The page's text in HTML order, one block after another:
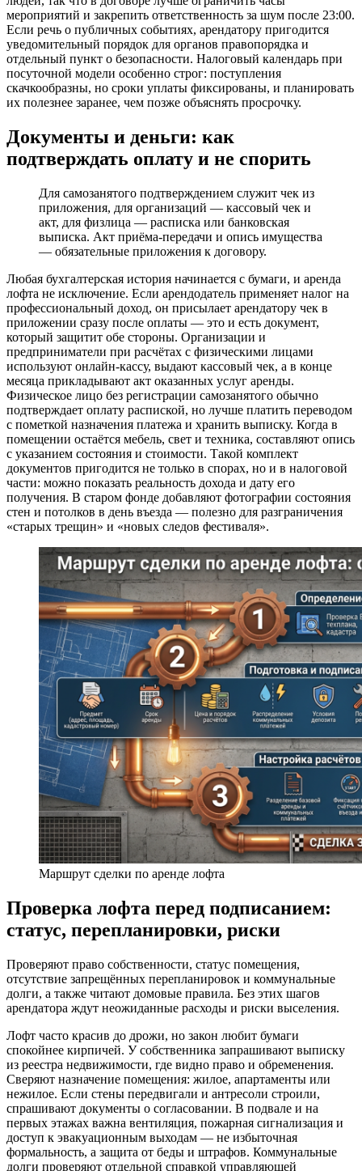
мероприятий и закрепить ответственность за шум после 23:00.
Если речь о публичных событиях, арендатору пригодится
уведомительный порядок для органов правопорядка и
отдельный пункт о безопасности. Налоговый календарь при
посуточной модели особенно строг: поступления
скачкообразны, но сроки уплаты фиксированы, и планировать
их полезнее заранее, чем позже объяснять просрочку.
Документы и деньги: как
подтверждать оплату и не спорить
Для самозанятого подтверждением служит чек из
приложения, для организаций — кассовый чек и
акт, для физлица — расписка или банковская
выписка. Акт приёма‑передачи и опись имущества
— обязательные приложения к договору.
Любая бухгалтерская история начинается с бумаги, и аренда
лофта не исключение. Если арендодатель применяет налог на
профессиональный доход, он присылает арендатору чек в
приложении сразу после оплаты — это и есть документ,
который защитит обе стороны. Организации и
предприниматели при расчётах с физическими лицами
используют онлайн‑кассу, выдают кассовый чек, а в конце
месяца прикладывают акт оказанных услуг аренды.
Физическое лицо без регистрации самозанятого обычно
подтверждает оплату распиской, но лучше платить переводом
с пометкой назначения платежа и хранить выписку. Когда в
помещении остаётся мебель, свет и техника, составляют опись
с указанием состояния и стоимости. Такой комплект
документов пригодится не только в спорах, но и в налоговой
части: можно показать реальность дохода и дату его
получения. В старом фонде добавляют фотографии состояния
стен и потолков в день въезда — полезно для разграничения
«старых трещин» и «новых следов фестиваля».
Маршрут сделки по аренде лофта
Проверка лофта перед подписанием:
статус, перепланировки, риски
Проверяют право собственности, статус помещения,
отсутствие запрещённых перепланировок и коммунальные
долги, а также читают домовые правила. Без этих шагов
арендатора ждут неожиданные расходы и риски выселения.
Лофт часто красив до дрожи, но закон любит бумаги
спокойнее кирпичей. У собственника запрашивают выписку
из реестра недвижимости, где видно право и обременения.
Сверяют назначение помещения: жилое, апартаменты или
нежилое. Если стены передвигали и антресоли строили,
спрашивают документы о согласовании. В подвале и на
первых этажах важна вентиляция, пожарная сигнализация и
доступ к эвакуационным выходам — не избыточная
формальность, а защита от беды и штрафов. Коммунальные
долги проверяют отдельной справкой управляющей